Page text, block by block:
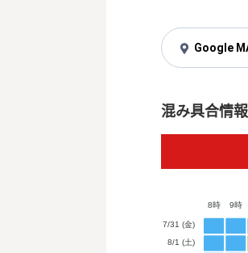
Google
混み具合情報